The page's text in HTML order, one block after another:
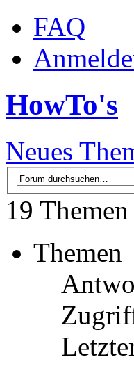
FAQ
HowTo's
Neues
19 Themen
Themen